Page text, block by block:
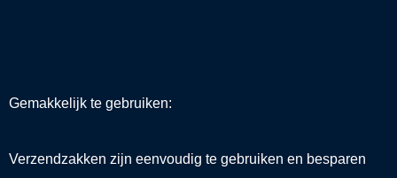
Gemakkelijk te gebruiken:
Verzendzakken zijn eenvoudig te gebruiken en besparen